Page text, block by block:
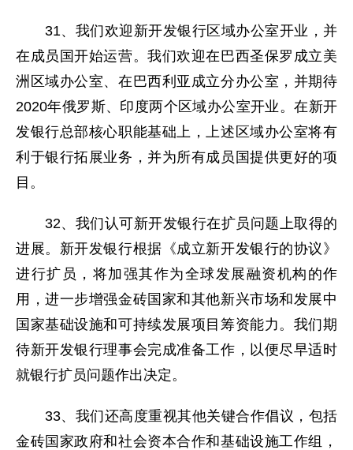
31、我们欢迎新开发银行区域办公室开业，并
在成员国开始运营。我们欢迎在巴西圣保罗成立美
洲区域办公室、在巴西利亚成立分办公室，并期待
2020年俄罗斯、印度两个区域办公室开业。在新开
发银行总部核心职能基础上，上述区域办公室将有
利于银行拓展业务，并为所有成员国提供更好的项
目。
32、我们认可新开发银行在扩员问题上取得的
进展。新开发银行根据《成立新开发银行的协议》
进行扩员，将加强其作为全球发展融资机构的作
用，进一步增强金砖国家和其他新兴市场和发展中
国家基础设施和可持续发展项目筹资能力。我们期
待新开发银行理事会完成准备工作，以便尽早适时
就银行扩员问题作出决定。
33、我们还高度重视其他关键合作倡议，包括
金砖国家政府和社会资本合作和基础设施工作组，